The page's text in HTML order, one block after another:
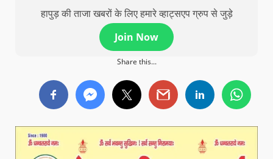
हापुड़ की ताजा खबरों के लिए हमारे व्हाट्सएप ग्रुप से जुड़े
Join Now
Share this...